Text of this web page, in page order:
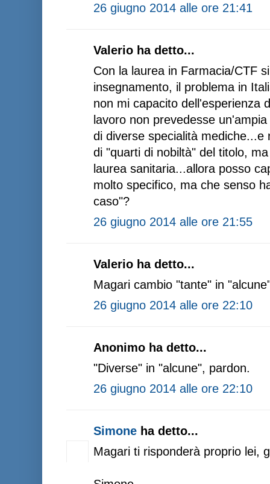
26 giugno 2014 alle ore 21:41
Valerio ha detto...
Con la laurea in Farmacia/CTF
insegnamento, il problema in
non mi capacito dell'esperienza
lavoro non prevedesse
di diverse specialità
di "quarti di nobiltà" del titolo,
laurea sanitaria...allora posso
molto specifico, ma che senso
caso"?
26 giugno 2014 alle ore 21:55
Valerio ha detto...
Magari cambio "tante" in
26 giugno 2014 alle ore 22:10
Anonimo ha detto...
"Diverse" in "alcune", pardon.
26 giugno 2014 alle ore 22:10
Simone ha detto...
Magari ti risponderà proprio lei,